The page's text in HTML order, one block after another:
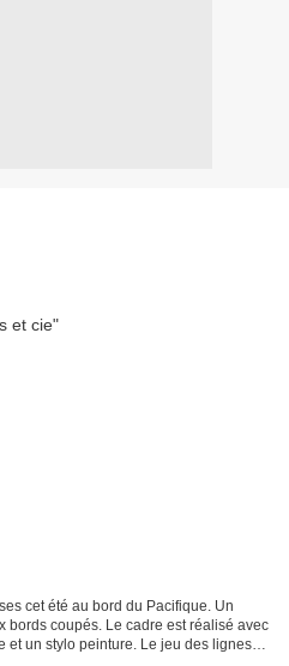
cet été au bord du Pacifique. Un
bords coupés. Le cadre est réalisé avec
et un stylo peinture. Le jeu des lignes